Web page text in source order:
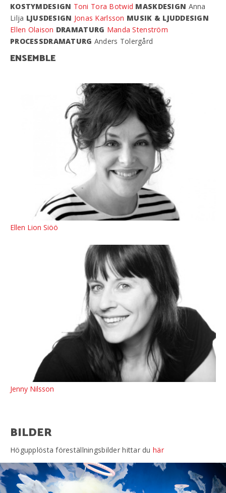
KOSTYMDESIGN Toni Tora Botwid MASKDESIGN Anna
Lilja LJUSDESIGN Jonas Karlsson MUSIK & LJUDDESIGN
Ellen Olaison DRAMATURG Manda Stenström
PROCESSDRAMATURG Anders Tolergård
ENSEMBLE
Ellen Lion Siöö
Jenny Nilsson
BILDER
Högupplösta föreställningsbilder hittar duhär